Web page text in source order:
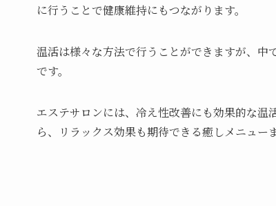
に行うことで健康維持にもつながります。
温活は様々な方法で行うことができますが、
です。
エステサロンには、冷え性改善にも効果的な
ら、リラックス効果も期待できる癒しメニュー